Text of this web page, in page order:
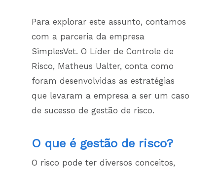
Para explorar este assunto, contamos
com a parceria da empresa
SimplesVet. O Líder de Controle de
Risco, Matheus Ualter, conta como
foram desenvolvidas as estratégias
que levaram a empresa a ser um caso
de sucesso de gestão de risco.
O que é gestão de risco?
O risco pode ter diversos conceitos,